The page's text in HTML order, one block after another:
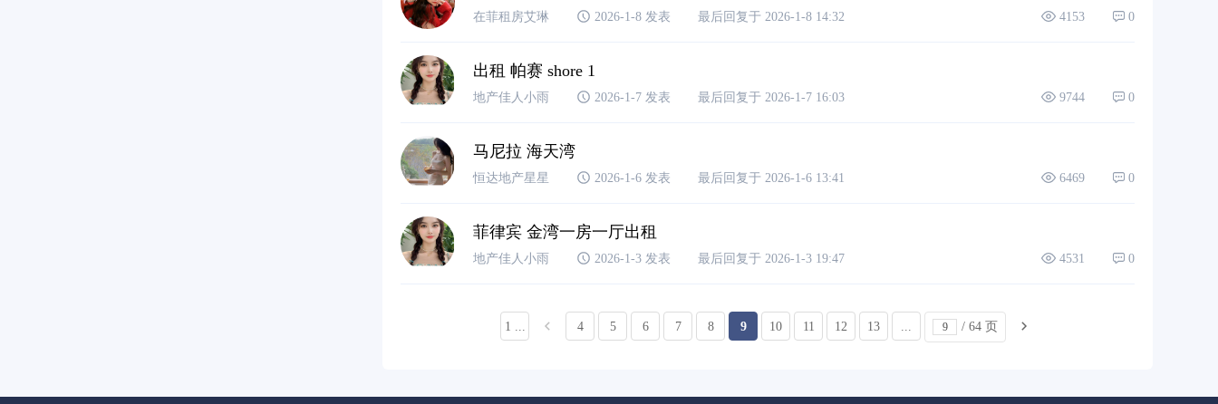
在菲租房艾琳 2026-1-8 发表 最后回复于 2026-1-8 14:32 4153 0
出租 帕赛 shore 1
地产佳人小雨 2026-1-7 发表 最后回复于 2026-1-7 16:03 9744 0
马尼拉 海天湾
恒达地产星星 2026-1-6 发表 最后回复于 2026-1-6 13:41 6469 0
菲律宾 金湾一房一厅出租
地产佳人小雨 2026-1-3 发表 最后回复于 2026-1-3 19:47 4531 0
1 ... 4 5 6 7 8 9 10 11 12 13 ... / 64 页